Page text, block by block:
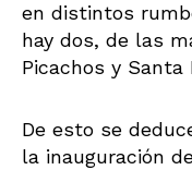
en distintos
hay dos, de las
Picachos y Santa
De esto se
la inauguración